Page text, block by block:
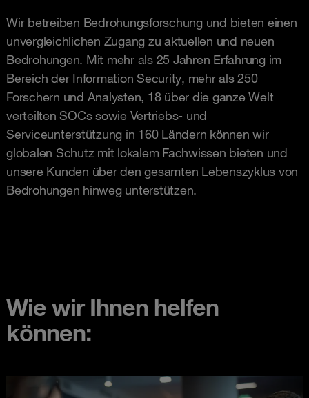
Wir betreiben Bedrohungsforschung und bieten einen
unvergleichlichen Zugang zu aktuellen und neuen
Bedrohungen. Mit mehr als 25 Jahren Erfahrung im
Bereich der Information Security, mehr als 250
Forschern und Analysten, 18 über die ganze Welt
verteilten SOCs sowie Vertriebs- und
Serviceunterstützung in 160 Ländern können wir
globalen Schutz mit lokalem Fachwissen bieten und
unsere Kunden über den gesamten Lebenszyklus von
Bedrohungen hinweg unterstützen.
Wie wir Ihnen helfen
können: